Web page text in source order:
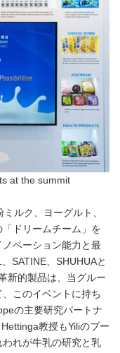
at the summit
ルク、ヨーグルト、
ドリームチーム」を
ベーション能力と最
SATINE、SHUHUAと
新的製品は、当グルー
このイベントに持ち
の主要研究パートナ
教授もYiliのブー
れが牛乳の研究と乳